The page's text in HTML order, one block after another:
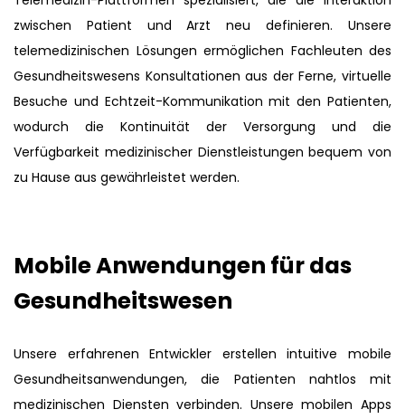
zwischen Patient und Arzt neu definieren. Unsere
telemedizinischen Lösungen ermöglichen Fachleuten des
Gesundheitswesens Konsultationen aus der Ferne, virtuelle
Besuche und Echtzeit-Kommunikation mit den Patienten,
wodurch die Kontinuität der Versorgung und die
Verfügbarkeit medizinischer Dienstleistungen bequem von
zu Hause aus gewährleistet werden.
Mobile Anwendungen für das
Gesundheitswesen
Unsere erfahrenen Entwickler erstellen intuitive mobile
Gesundheitsanwendungen, die Patienten nahtlos mit
medizinischen Diensten verbinden. Unsere mobilen Apps